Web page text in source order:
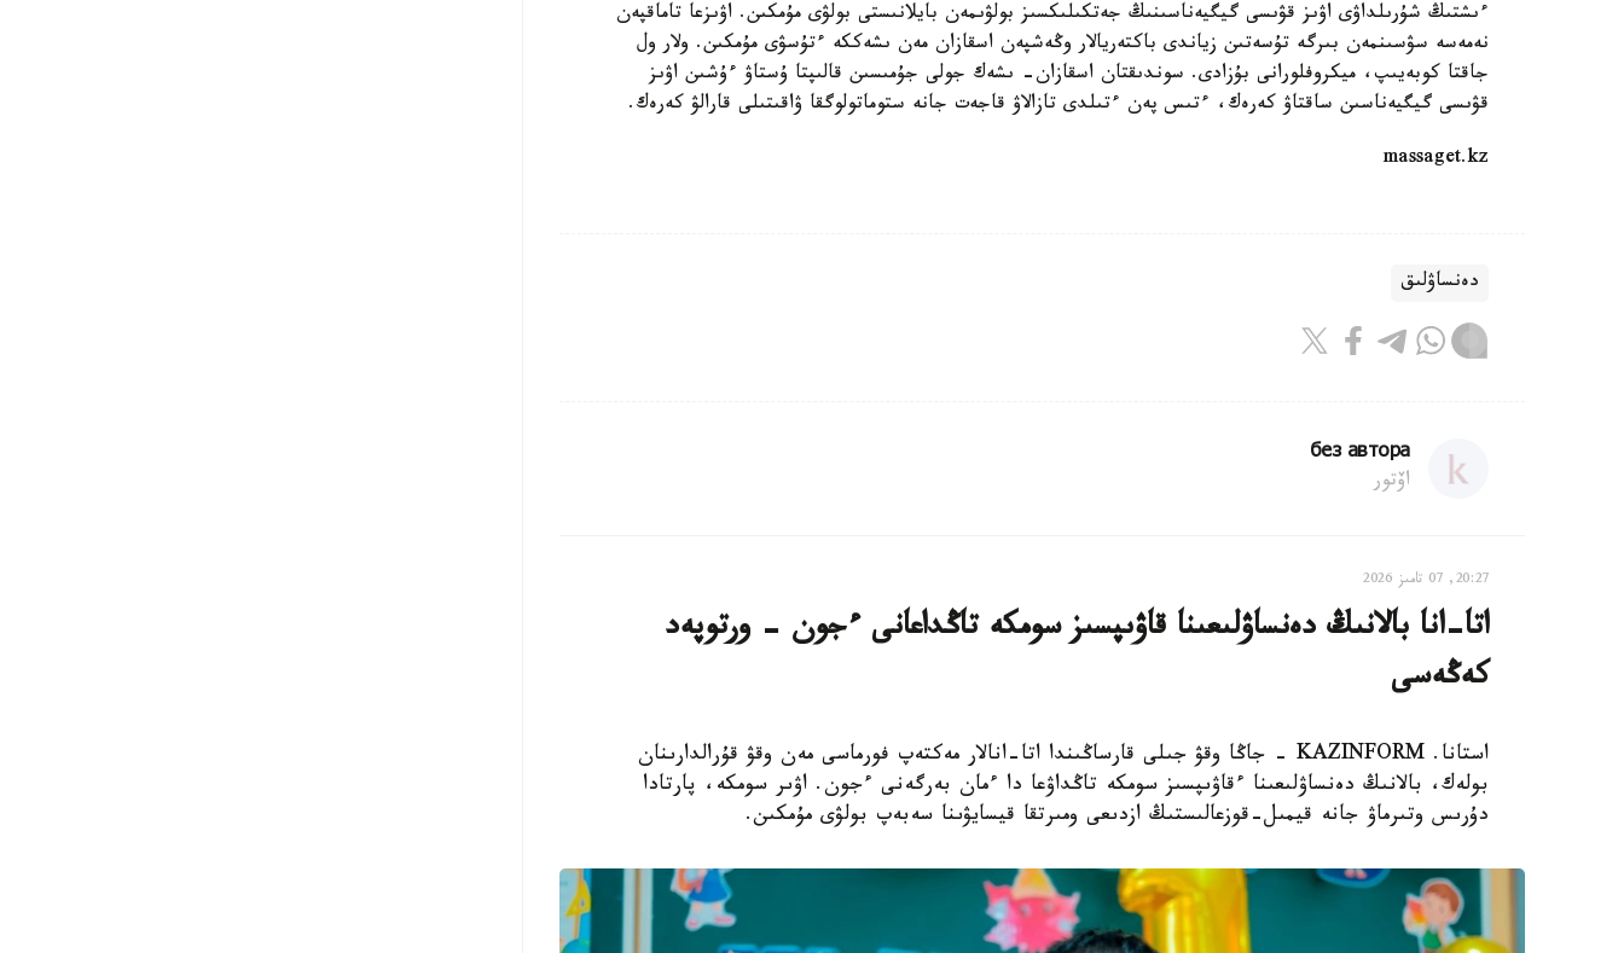
ءىشتىڭ شۇرىلداۋى اۋىز قۋىسى گيگيەناسىنىڭ جەتكىلىكسىز بولۋىمەن بايلانىستى بولۋى مۇمكىن. اۋىزعا تاماقپەن
نەمەسە سۋسىنمەن بىرگە تۇسەتىن زياندى باكتەريالار وڭەشپەن اسقازان مەن ىشەككە ءتۇسۋى مۇمكىن. ولار ول
جاقتا كوبەيىپ، ميكروفلورانى بۇزادى. سوندىقتان اسقازان- ىشەك جولى جۇمىسىن قالىپتا ۇستاۋ ءۇشىن اۋىز
قۋىسى گيگيەناسىن ساقتاۋ كەرەك، ءتىس پەن ءتىلدى تازالاۋ قاجەت جانە ستوماتولوگقا ۋاقىتىلى قارالۋ كەرەك.
massaget.kz
دەنساۋلىق
без автора
اۆتور
20:27, 07 تامىز 2026
اتا-انا بالانىڭ دەنساۋلىعىنا قاۋىپسىز سومكە تاڭداعانى ءجون - ورتوپەد
كەڭەسى
استانا. KAZINFORM - جاڭا وقۋ جىلى قارساڭىندا اتا-انالار مەكتەپ فورماسى مەن وقۋ قۇرالدارىنان
بولەك، بالانىڭ دەنساۋلىعىنا ءقاۋىپسىز سومكە تاڭداۋعا دا ءمان بەرگەنى ءجون. اۋىر سومكە، پارتادا
دۇرىس وتىرماۋ جانە قيمىل-قوزعالىستىڭ ازدىعى ومىرتقا قيسايۋىنا سەبەپ بولۋى مۇمكىن.